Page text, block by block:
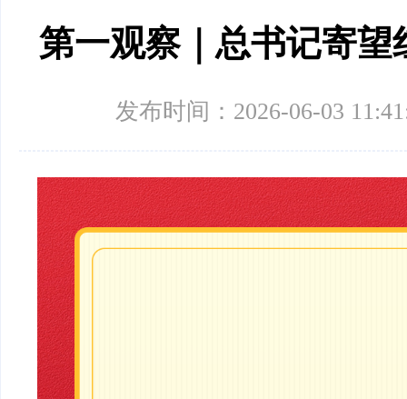
第一观察｜总书记寄
发布时间：2026-06-03